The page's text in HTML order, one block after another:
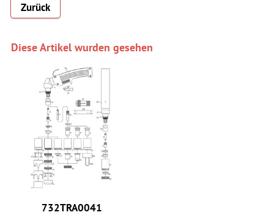
Zurück
Diese Artikel wurden gesehen
732TRA0041